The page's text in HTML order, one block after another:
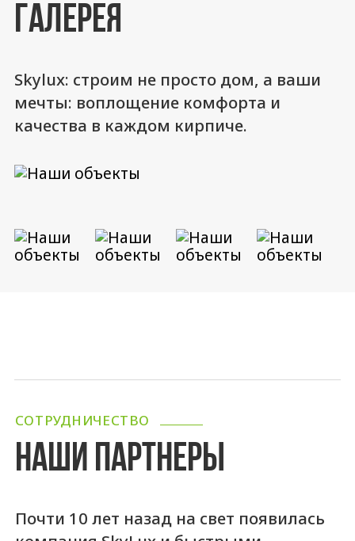
ГАЛЕРЕЯ
Skylux: строим не просто дом, а ваши
мечты: воплощение комфорта и
качества в каждом кирпиче.
СОТРУДНИЧЕСТВО
НАШИ ПАРТНЕРЫ
Почти 10 лет назад на свет появилась